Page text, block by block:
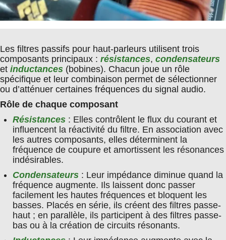
Les filtres passifs pour haut-parleurs utilisent trois
composants principaux : résistances, condensateurs
et inductances (bobines). Chacun joue un rôle
spécifique et leur combinaison permet de sélectionner
ou d’atténuer certaines fréquences du signal audio.
Rôle de chaque composant
Résistances : Elles contrôlent le flux du courant et
influencent la réactivité du filtre. En association avec
les autres composants, elles déterminent la
fréquence de coupure et amortissent les résonances
indésirables.
Condensateurs : Leur impédance diminue quand la
fréquence augmente. Ils laissent donc passer
facilement les hautes fréquences et bloquent les
basses. Placés en série, ils créent des filtres passe-
haut ; en parallèle, ils participent à des filtres passe-
bas ou à la création de circuits résonants.